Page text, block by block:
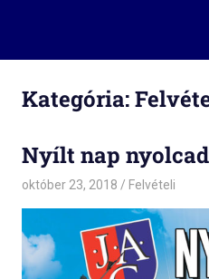
Kategória:
Nyílt nap
október 23, 2018 admin
Felvételi